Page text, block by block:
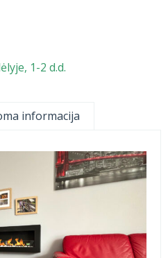
1-2 d.d.
informacija